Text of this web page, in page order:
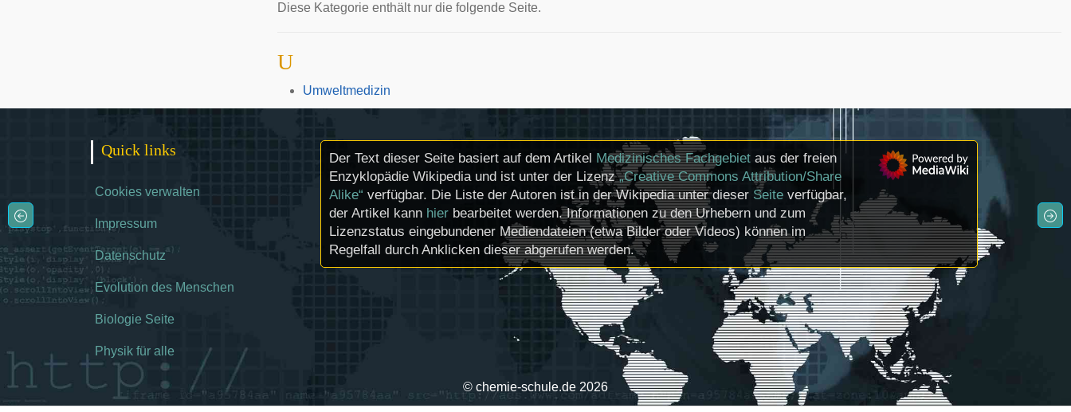
Diese Kategorie enthält nur die folgende Seite.
U
Umweltmedizin
Quick links
Cookies verwalten
Impressum
Datenschutz
Evolution des Menschen
Biologie Seite
Physik für alle
Der Text dieser Seite basiert auf dem Artikel Medizinisches Fachgebiet aus der freien
Enzyklopädie Wikipedia und ist unter der Lizenz„Creative Commons Attribution/Share
Alike“ verfügbar. Die Liste der Autoren ist in der Wikipedia unter dieser Seite verfügbar,
der Artikel kann hier bearbeitet werden. Informationen zu den Urhebern und zum
Lizenzstatus eingebundener Mediendateien (etwa Bilder oder Videos) können im
Regelfall durch Anklicken dieser abgerufen werden.
© chemie-schule.de 2026